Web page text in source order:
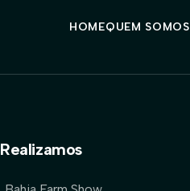
HOMEQUEM SOMOS
Realizamos